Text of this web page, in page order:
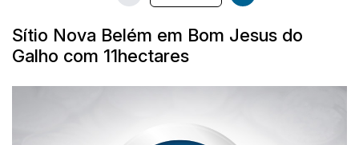
Sítio Nova Belém em Bom Jesus do
Galho com 11hectares